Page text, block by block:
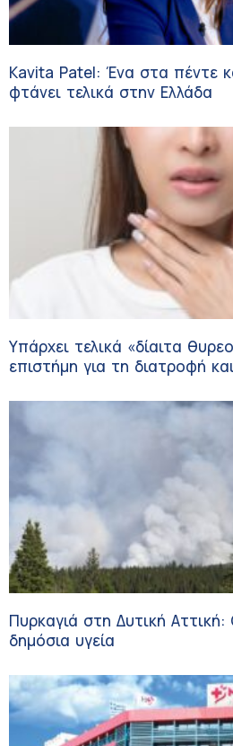
Kavita Patel: Ένα στα πέντε
φτάνει τελικά στην Ελλάδα
Υπάρχει τελικά «δίαιτα
επιστήμη για τη διατροφή
Πυρκαγιά στη Δυτική Αττική:
δημόσια υγεία